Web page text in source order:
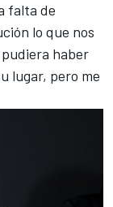
falta de
lo que nos
haber
lugar, pero me